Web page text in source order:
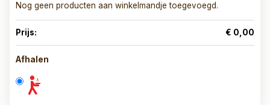
Nog geen producten aan winkelmandje toegevoegd.
Prijs: € 0,00
Afhalen